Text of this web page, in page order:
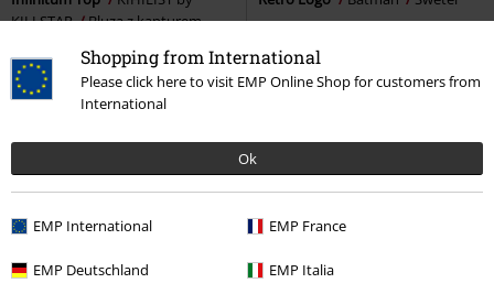
Shopping from International
Please click here to visit EMP Online Shop for customers from
International
Ok
EMP International EMP France
EMP Deutschland EMP Italia
KILLSTAR
Bluza z kapturem